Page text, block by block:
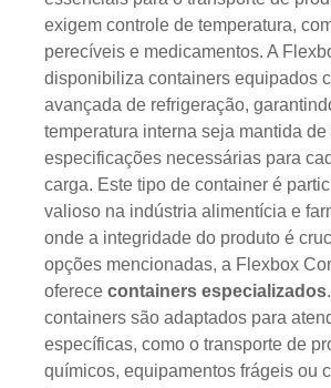
exigem controle de temperatura,
perecíveis e medicamentos. A
disponibiliza containers equipados
avançada de refrigeração,
temperatura interna seja mantida
especificações necessárias para
carga. Este tipo de container é
valioso na indústria alimentícia e
onde a integridade do produto é
opções mencionadas, a Flexbox
oferece containers especializados
containers são adaptados para
específicas, como o transporte de
químicos, equipamentos frágeis ou